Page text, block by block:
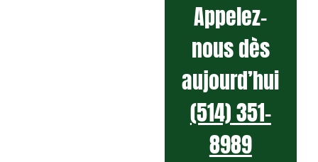
Appelez-
nous dès
aujourd’hui
(514) 351-
8989